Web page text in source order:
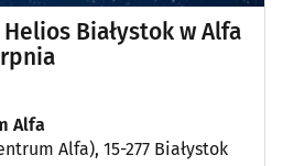
Helios Białystok w Alfa
Alfa
Alfa), 15-277 Białystok